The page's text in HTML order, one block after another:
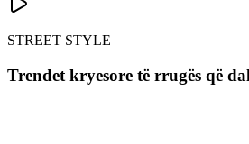
STREET STYLE
Trendet kryesore të rrugës që